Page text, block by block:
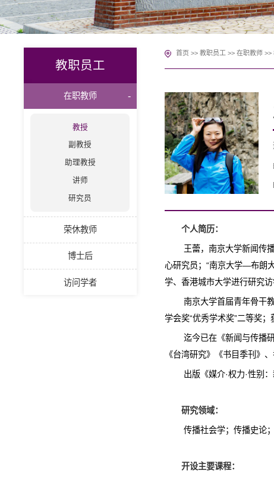
教职员工
在职教师
教授
副教授
助理教授
讲师
研究员
荣休教师
博士后
访问学者
首页 >> 教职员工 >> 在职教师 >>
个人简历：
王蕾，南京大学新闻传
心研究员；“南京大学—布朗
学、香港城市大学进行研究访
南京大学首届青年骨干
学会奖“优秀学术奖”二等奖
迄今已在《新闻与传播
《台湾研究》《书目季刊》
出版《媒介·权力·性别
研究领域：
传播社会学；传播史论
开设主要课程：